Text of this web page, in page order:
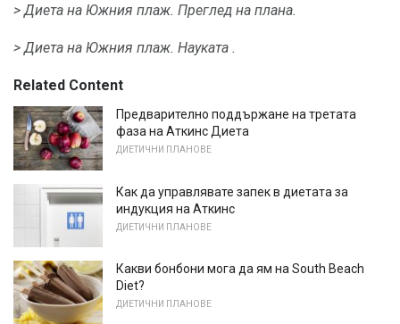
> Диета на Южния плаж. Преглед на плана.
> Диета на Южния плаж. Науката .
Related Content
Предварително поддържане на третата
фаза на Аткинс Диета
ДИЕТИЧНИ ПЛАНОВЕ
Как да управлявате запек в диетата за
индукция на Аткинс
ДИЕТИЧНИ ПЛАНОВЕ
Какви бонбони мога да ям на South Beach
Diet?
ДИЕТИЧНИ ПЛАНОВЕ